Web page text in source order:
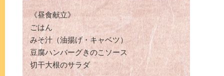
《昼食献立》
ごはん
みそ汁（油揚げ・キャベツ）
豆腐ハンバーグきのこソース
切干大根のサラダ